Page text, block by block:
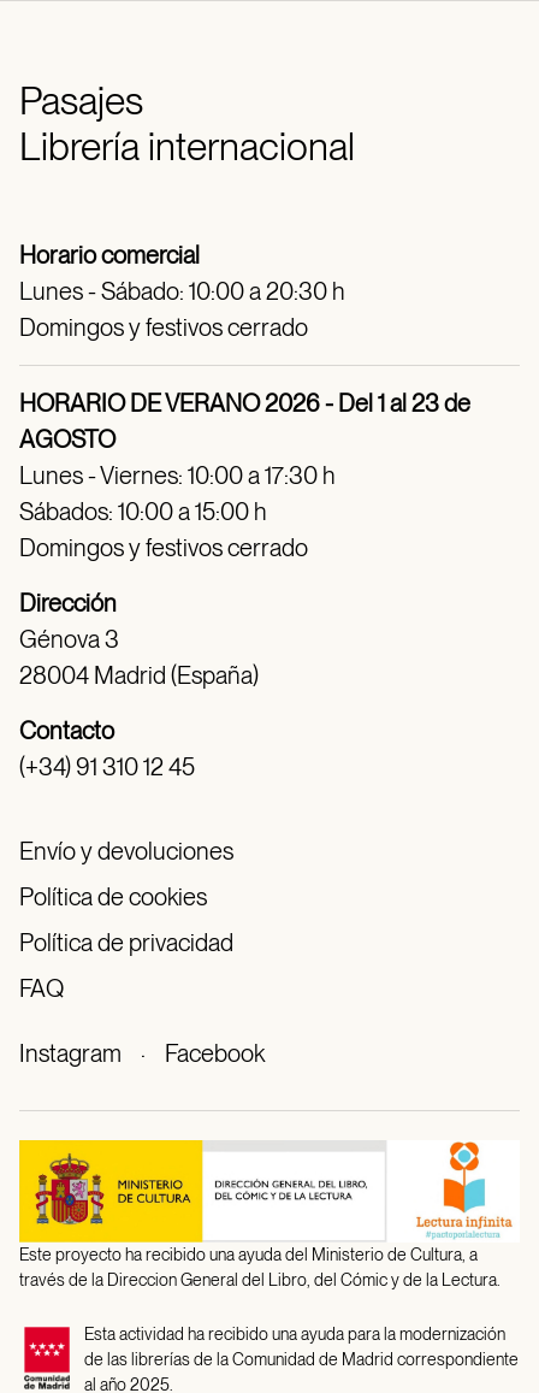
Pasajes
Librería internacional
Horario comercial
Lunes - Sábado: 10:00 a 20:30 h
Domingos y festivos cerrado
HORARIO DE VERANO 2026 - Del 1 al 23 de
AGOSTO
Lunes - Viernes: 10:00 a 17:30 h
Sábados: 10:00 a 15:00 h
Domingos y festivos cerrado
Dirección
Génova 3
28004 Madrid (España)
Contacto
(+34) 91 310 12 45
Envío y devoluciones
Política de cookies
Política de privacidad
FAQ
Instagram · Facebook
Este proyecto ha recibido una ayuda del Ministerio de Cultura, a
través de la Direccion General del Libro, del Cómic y de la Lectura.
Esta actividad ha recibido una ayuda para la modernización
de las librerías de la Comunidad de Madrid correspondiente
al año 2025.